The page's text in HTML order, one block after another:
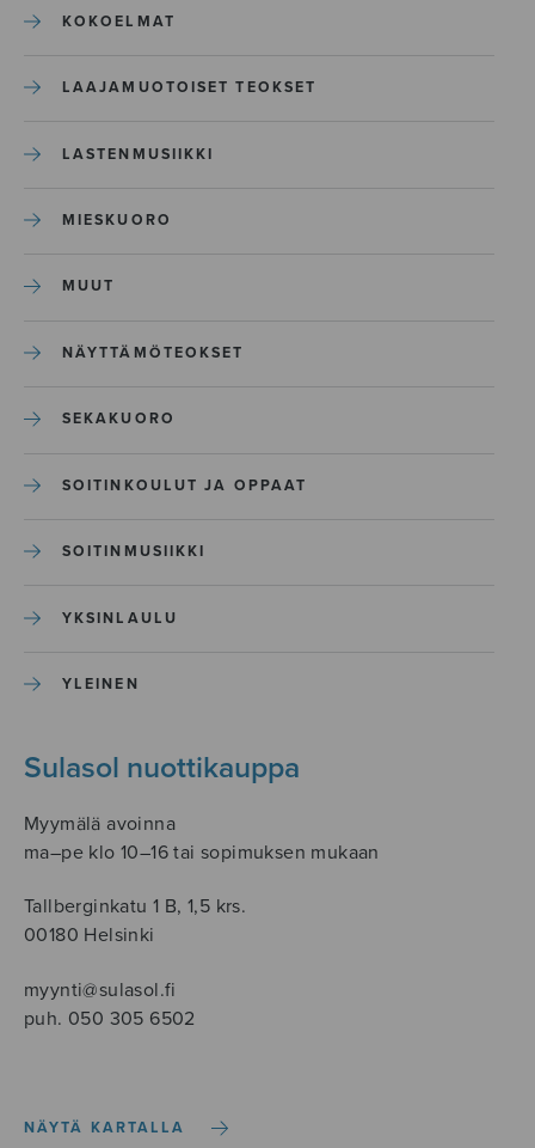
KOKOELMAT
LAAJAMUOTOISET TEOKSET
LASTENMUSIIKKI
MIESKUORO
MUUT
NÄYTTÄMÖTEOKSET
SEKAKUORO
SOITINKOULUT JA OPPAAT
SOITINMUSIIKKI
YKSINLAULU
YLEINEN
Sulasol nuottikauppa
Myymälä avoinna
ma–pe klo 10–16 tai sopimuksen mukaan
Tallberginkatu 1 B, 1,5 krs.
00180 Helsinki
myynti@sulasol.fi
puh. 050 305 6502
NÄYTÄ KARTALLA